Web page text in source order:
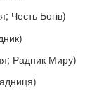
Честь Богів)
Радник Миру)